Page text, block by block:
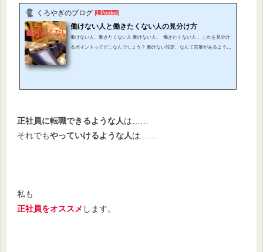
くろやぎのブログ 1 Pocket
働けない人と働きたくない人の見分け方
働けない人、働きたくない人 働けない人。 働きたくない人 。これを見分け
るポイントってどこなんでしょう？ 働けない設定、なんて言葉があるよう
正社員に転職できるような人は……
それでもやっていけるような人は……
私も
正社員をオススメ します。